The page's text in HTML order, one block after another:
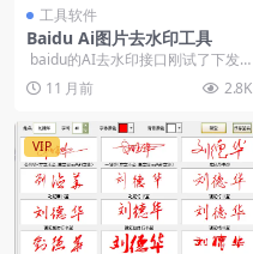
工具软件
Baidu Ai图片去水印工具
baidu的AI去水印接口刚试了下发
现还能用 效果还挺好的 &nbs...
11 月前 2.8K
VIP